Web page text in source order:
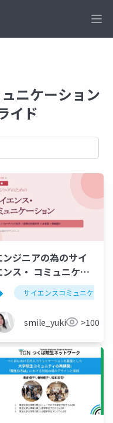
ニケーション
イド
ング サイエンスコミュ
ンジニアの為のサイ
ンス・ コミュニケー
ョン②サイエンスコミュニケーシ
smile_yukiko_it>100